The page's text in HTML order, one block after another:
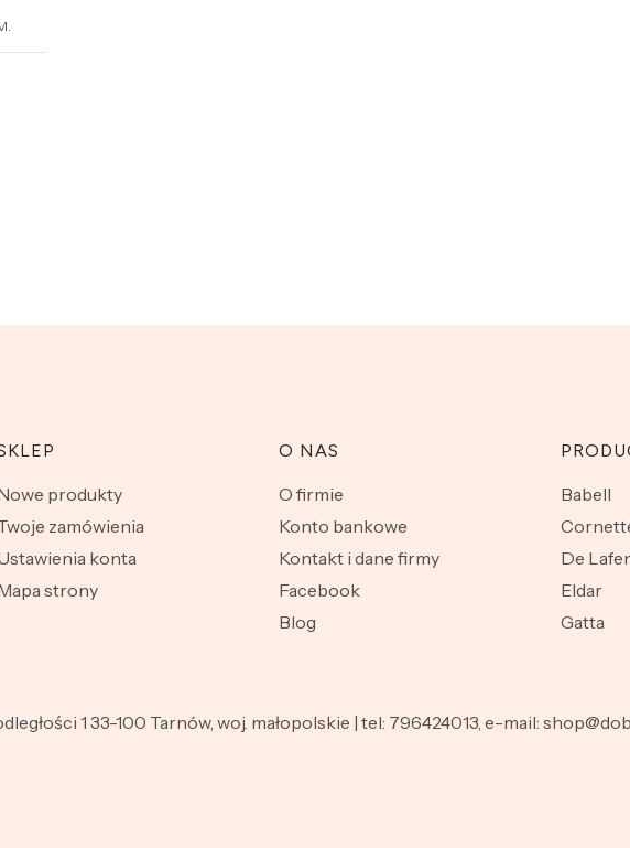
produkty
zamówienia
konta
strony
O NAS
O firmie
Konto bankowe
Kontakt i dane firmy
Facebook
Blog
Babell
De
Eldar
Gatta
1 33-100 Tarnów, woj. małopolskie | tel: 796424013, e-mail: